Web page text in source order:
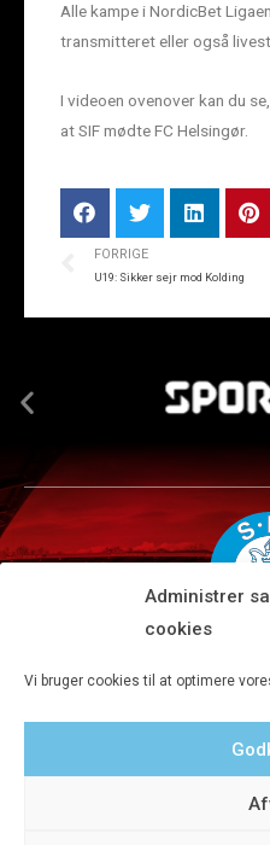
Administrer
cookies
Vi bruger cookies til at optimere
Alle kampe i NordicBet
transmitteret eller også
I videoen ovenover kan du
at SIF mødte FC Helsingør.
FORRIGE
U19: Sikker sejr mod Kolding
Tlf 8680 4477 · Fax 8680